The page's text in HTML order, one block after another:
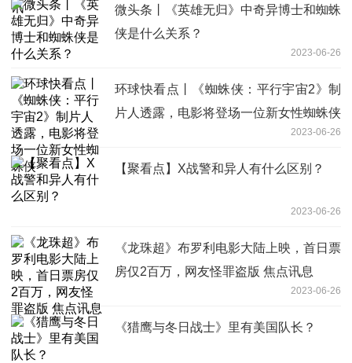
微头条丨《英雄无归》中奇异博士和蜘蛛
侠是什么关系？
2023-06-26
环球快看点丨《蜘蛛侠：平行宇宙2》制
片人透露，电影将登场一位新女性蜘蛛侠
2023-06-26
【聚看点】X战警和异人有什么区别？
2023-06-26
《龙珠超》布罗利电影大陆上映，首日票
房仅2百万，网友怪罪盗版 焦点讯息
2023-06-26
《猎鹰与冬日战士》里有美国队长？